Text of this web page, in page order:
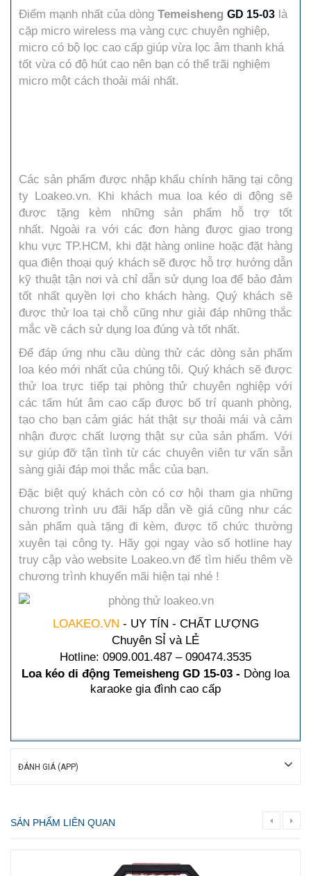
Điểm mạnh nhất của dòng Temeisheng GD 15-03 là
cặp micro wireless mạ vàng cực chuyên nghiệp,
micro có bộ lọc cao cấp giúp vừa lọc âm thanh khá
tốt vừa có độ hút cao nên bạn có thể trãi nghiệm
micro một cách thoải mái nhất.
Các sản phẩm được nhập khẩu chính hãng tại công
ty
Loakeo.vn. Khi khách mua loa kéo di động sẽ
được tặngkèm những
sản phẩm hỗ trợ tốt
nhất. Ngoài ra với các đơn hàng được giao trong
khu vực TP.HCM, khi đặt hàng online hoặc đặt hàng
qua điện thoại quý khách sẽ được hỗ trợ hướng dẫn
kỹ thuật tận nơi và chỉ dẫn sử dụng loa để bảo đảm
tốt nhất quyền lợi cho khách hàng. Quý khách sẽ
được thử loa tại chỗ cũng như giải đáp những thắc
mắc về cách sử dụng loa đúng và tốt nhất.
Để đáp ứng nhu cầu dùng thử các dòng sản phẩm
loa kéo mới nhất của chúng tôi. Quý khách sẽ được
thử loa trực tiếp tại phòng thử chuyên nghiệp với
các tấm hút âm cao cấp được bố trí quanh phòng,
tạo cho bạn cảm giác hát thật sự thoải mái và cảm
nhận được chất lượng thật sự của sản phẩm. Với
sự giúp đỡ tận tình từ các chuyên viên tư vấn sẵn
sàng giải đáp mọi thắc mắc của bạn.
Đặc biệt quý khách còn có cơ hội tham gia những
chương trình ưu đãi hấp dẫn về giá cũng như các
sản phẩm quà tặng đi kèm, được tổ chức thường
xuyên tại công ty. Hãy gọi ngay vào số hotline hay
truy cập vào website Loakeo.vn để tìm hiểu thêm về
chương trình khuyến mãi hiện tại nhé !
LOAKEO.VN - UY TÍN - CHẤT LƯỢNG
Chuyên SỈ và LẺ
Hotline: 0909.001.487 – 090474.3535
Loa kéo di động Temeisheng GD 15-03 - Dòng loa
karaoke gia đình cao cấp
ĐÁNH GIÁ (APP)
SẢN PHẨM LIÊN QUAN